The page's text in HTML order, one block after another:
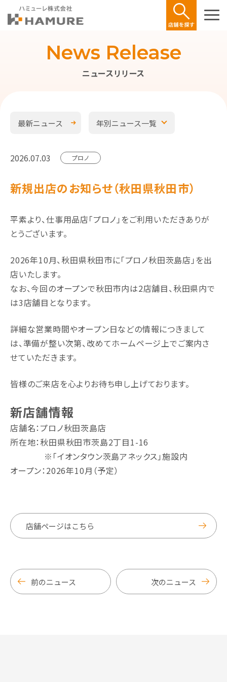
ニュースリリース
News Release
最新ニュース 年別ニュース一覧
2026.07.03 プロノ
新規出店のお知らせ（秋田県秋田市）
平素より、仕事用品店「プロノ」をご利用いただきありが
とうございます。
2026年10月、秋田県秋田市に「プロノ秋田茨島店」を出
店いたします。
なお、今回のオープンで秋田市内は2店舗目、秋田県内で
は3店舗目となります。
詳細な営業時間やオープン日などの情報につきまして
は、準備が整い次第、改めてホームページ上でご案内さ
せていただきます。
皆様のご来店を心よりお待ち申し上げております。
新店舗情報
店舗名：プロノ秋田茨島店
所在地：秋田県秋田市茨島2丁目1-16
※「イオンタウン茨島アネックス」施設内
オープン：2026年10月（予定）
店舗ページはこちら
前のニュース 次のニュース